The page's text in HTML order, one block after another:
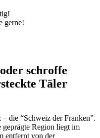
gerne!
schroffe
Täler
die “Schweiz der Franken”.
Region liegt im
entfernt von der